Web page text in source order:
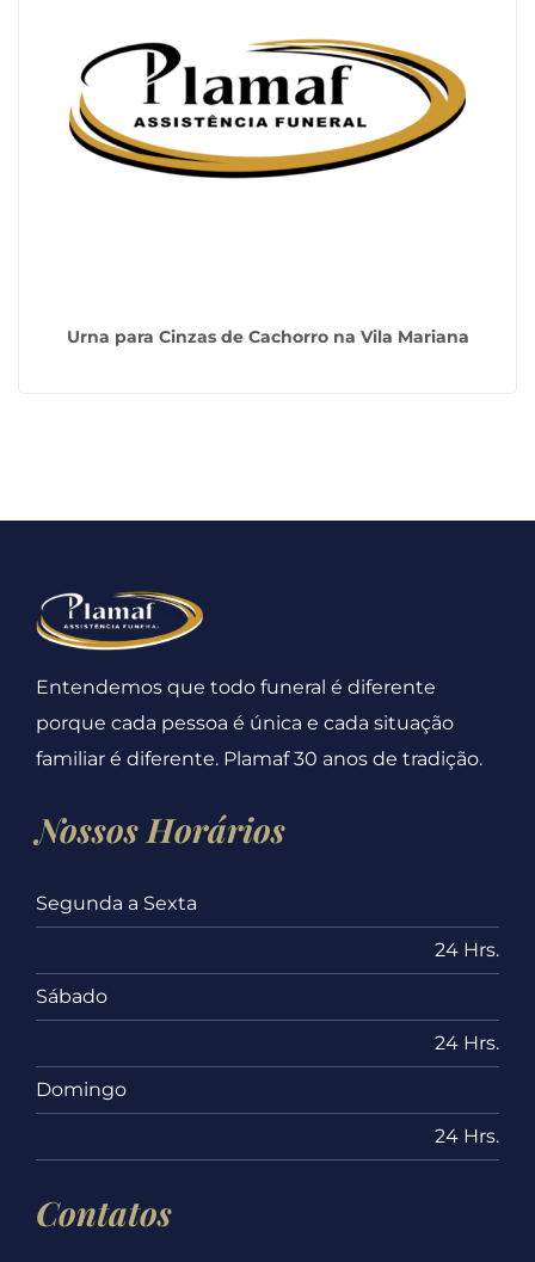
Urna para Cinzas de Cachorro na Vila Mariana
Entendemos que todo funeral é diferente
porque cada pessoa é única e cada situação
familiar é diferente. Plamaf 30 anos de tradição.
Nossos Horários
Segunda a Sexta
24 Hrs.
Sábado
24 Hrs.
Domingo
24 Hrs.
Contatos